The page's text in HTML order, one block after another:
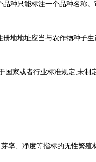
只能标注一个品种名称。
地址应当与农作物种子生
家或者行业标准规定;未制
、净度等指标的无性繁殖